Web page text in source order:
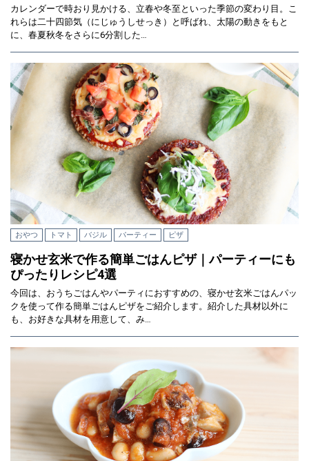
カレンダーで時おり見かける、立春や冬至といった季節の変わり目。こ
れらは二十四節気（にじゅうしせっき）と呼ばれ、太陽の動きをもと
に、春夏秋冬をさらに6分割した…
おやつ トマト バジル パーティー ピザ
寝かせ玄米で作る簡単ごはんピザ｜パーティーにも
ぴったりレシピ4選
今回は、おうちごはんやパーティにおすすめの、寝かせ玄米ごはんパッ
クを使って作る簡単ごはんピザをご紹介します。紹介した具材以外に
も、お好きな具材を用意して、み…